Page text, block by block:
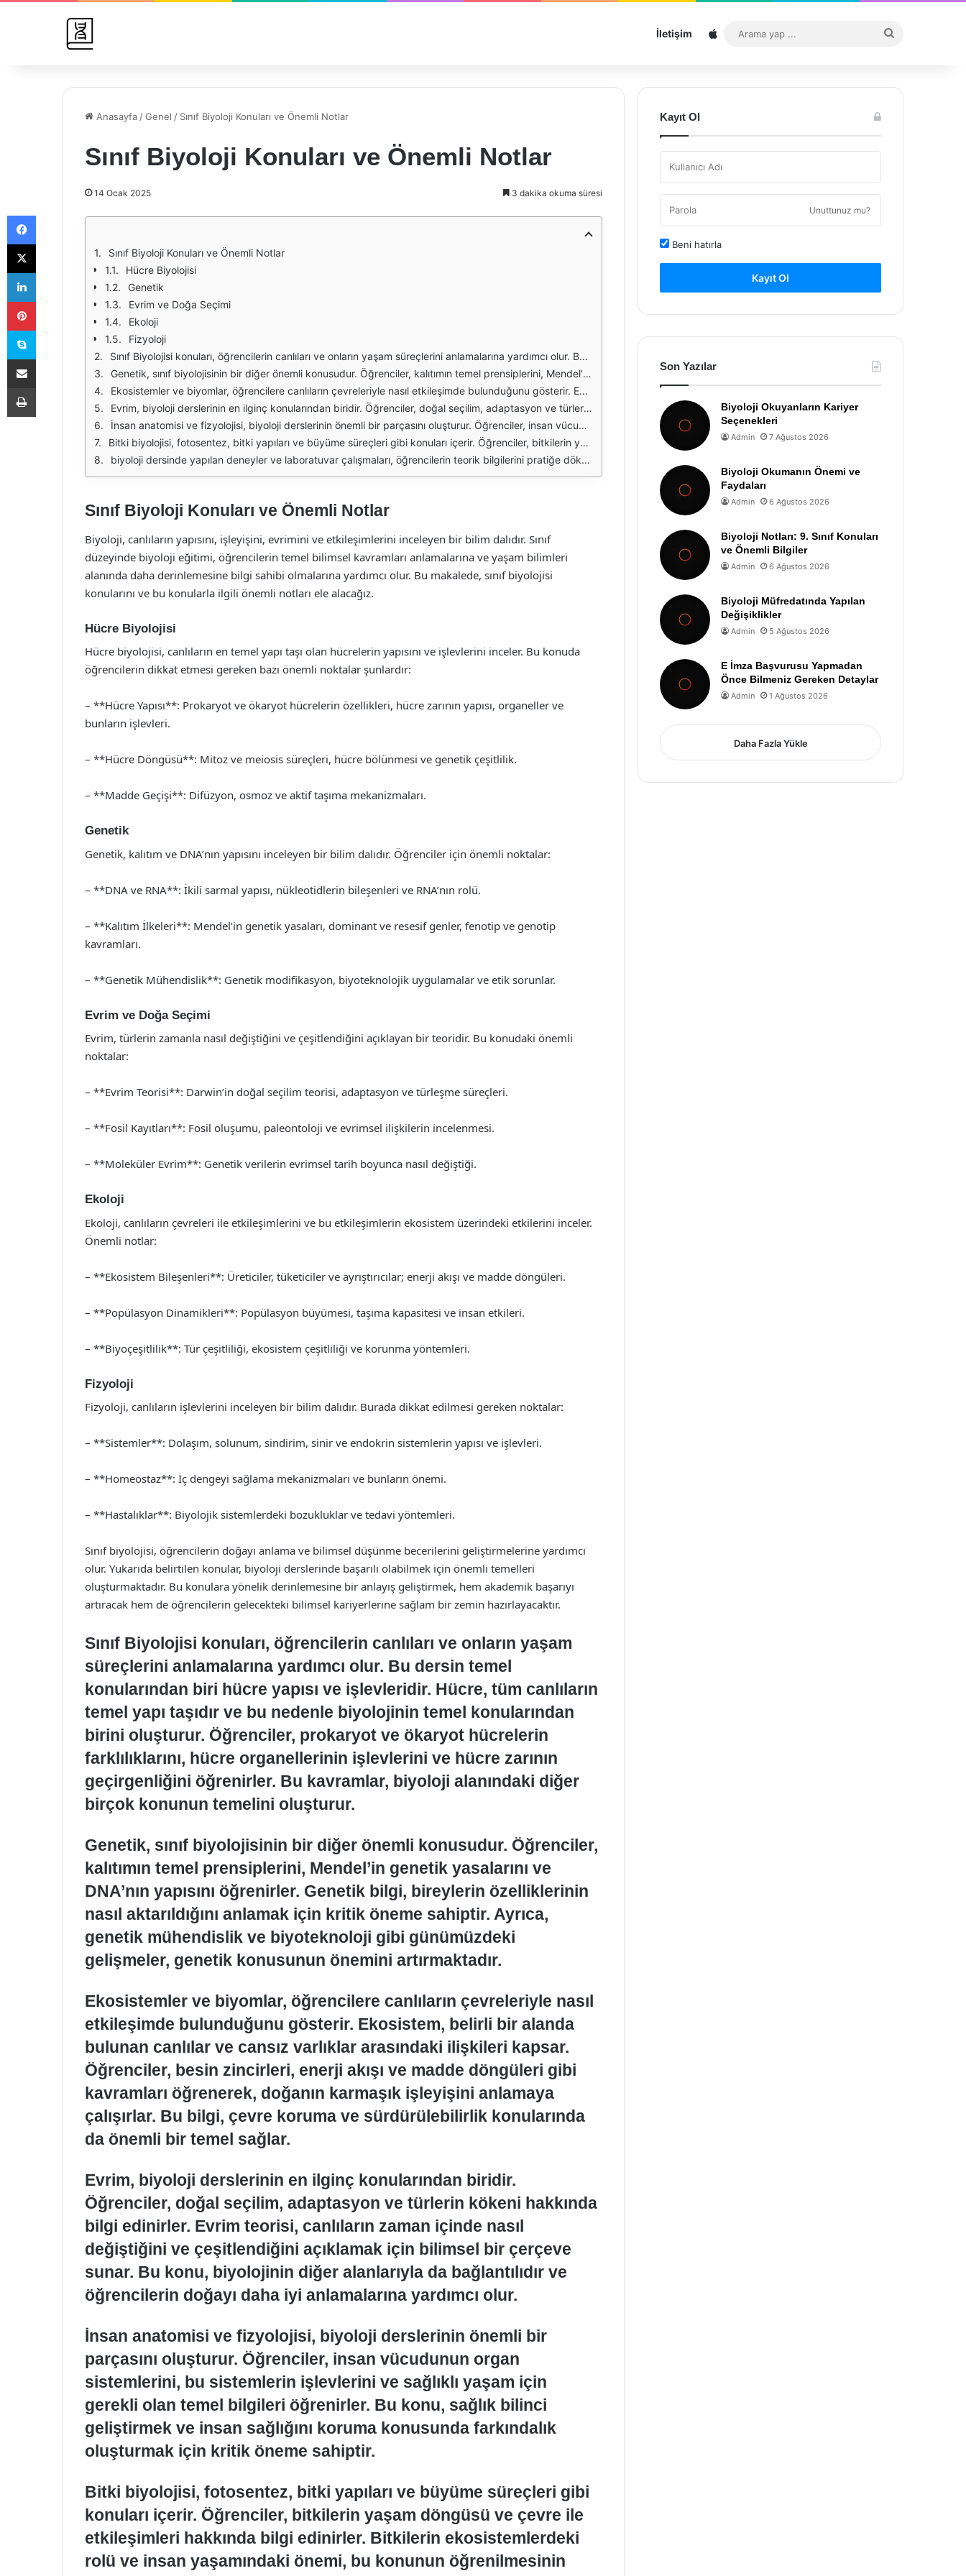
İletişim Sitemap
...
Anasayfa /Genel / Sınıf Biyoloji Konuları ve Önemli Notlar
Sınıf Biyoloji Konuları ve Önemli Notlar
14 Ocak 2025 3 dakika okuma süresi
Sınıf Biyoloji Konuları ve Önemli Notlar
Hücre Biyolojisi
Genetik
Evrim ve Doğa Seçimi
Ekoloji
Fizyoloji
Sınıf Biyolojisi konuları, öğrencilerin canlıları ve onların yaşam süreçlerini anlamalarına yardımcı olur. Bu dersin temel konularından biri hücre yapısı ve işlevleridir. Hücre, tüm canlıların temel yapı taşıdır ve bu nedenle biyolojinin temel konularından birini oluşturur. Öğrenciler, prokaryot ve ökaryot hücrelerin farklılıklarını, hücre organellerinin işlevlerini ve hücre zarının geçirgenliğini öğrenirler. Bu kavramlar, biyoloji alanındaki diğer birçok konunun temelini oluşturur.
Genetik, sınıf biyolojisinin bir diğer önemli konusudur. Öğrenciler, kalıtımın temel prensiplerini, Mendel'in genetik yasalarını ve DNA'nın yapısını öğrenirler. Genetik bilgi, bireylerin özelliklerinin nasıl aktarıldığını anlamak için kritik öneme sahiptir. Ayrıca, genetik mühendislik ve biyoteknoloji gibi günümüzdeki gelişmeler, genetik konusunun önemini artırmaktadır.
Ekosistemler ve biyomlar, öğrencilere canlıların çevreleriyle nasıl etkileşimde bulunduğunu gösterir. Ekosistem, belirli bir alanda bulunan canlılar ve cansız varlıklar arasındaki ilişkileri kapsar. Öğrenciler, besin zincirleri, enerji akışı ve madde döngüleri gibi kavramları öğrenerek, doğanın karmaşık işleyişini anlamaya çalışırlar. Bu bilgi, çevre koruma ve sürdürülebilirlik konularında da önemli bir temel sağlar.
Evrim, biyoloji derslerinin en ilginç konularından biridir. Öğrenciler, doğal seçilim, adaptasyon ve türlerin kökeni hakkında bilgi edinirler. Evrim teorisi, canlıların zaman içinde nasıl değiştiğini ve çeşitlendiğini açıklamak için bilimsel bir çerçeve sunar. Bu konu, biyolojinin diğer alanlarıyla da bağlantılıdır ve öğrencilerin doğayı daha iyi anlamalarına yardımcı olur.
İnsan anatomisi ve fizyolojisi, biyoloji derslerinin önemli bir parçasını oluşturur. Öğrenciler, insan vücudunun organ sistemlerini, bu sistemlerin işlevlerini ve sağlıklı yaşam için gerekli olan temel bilgileri öğrenirler. Bu konu, sağlık bilinci geliştirmek ve insan sağlığını koruma konusunda farkındalık oluşturmak için kritik öneme sahiptir.
Bitki biyolojisi, fotosentez, bitki yapıları ve büyüme süreçleri gibi konuları içerir. Öğrenciler, bitkilerin yaşam döngüsü ve çevre ile etkileşimleri hakkında bilgi edinirler. Bitkilerin ekosistemlerdeki rolü ve insan yaşamındaki önemi, bu konunun öğrenilmesinin neden bu kadar önemli olduğunu gösterir.
biyoloji dersinde yapılan deneyler ve laboratuvar çalışmaları, öğrencilerin teorik bilgilerini pratiğe dökmesine olanak tanır. Laboratuvar çalışmaları, gözlem yapma, veri toplama ve analiz etme becerilerini geliştirir. Bu deneyimler, öğrencilerin bilimsel düşünme ve problem çözme yeteneklerini pekiştirir, böylece biyoloji dersinin daha etkili bir şekilde öğrenilmesini sağlar.
Sınıf Biyoloji Konuları ve Önemli Notlar
Biyoloji, canlıların yapısını, işleyişini, evrimini ve etkileşimlerini inceleyen bir bilim dalıdır. Sınıf
düzeyinde biyoloji eğitimi, öğrencilerin temel bilimsel kavramları anlamalarına ve yaşam bilimleri
alanında daha derinlemesine bilgi sahibi olmalarına yardımcı olur. Bu makalede, sınıf biyolojisi
konularını ve bu konularla ilgili önemli notları ele alacağız.
Hücre Biyolojisi
Hücre biyolojisi, canlıların en temel yapı taşı olan hücrelerin yapısını ve işlevlerini inceler. Bu konuda
öğrencilerin dikkat etmesi gereken bazı önemli noktalar şunlardır:
– **Hücre Yapısı**: Prokaryot ve ökaryot hücrelerin özellikleri, hücre zarının yapısı, organeller ve
bunların işlevleri.
– **Hücre Döngüsü**: Mitoz ve meiosis süreçleri, hücre bölünmesi ve genetik çeşitlilik.
– **Madde Geçişi**: Difüzyon, osmoz ve aktif taşıma mekanizmaları.
Genetik
Genetik, kalıtım ve DNA’nın yapısını inceleyen bir bilim dalıdır. Öğrenciler için önemli noktalar:
– **DNA ve RNA**: İkili sarmal yapısı, nükleotidlerin bileşenleri ve RNA’nın rolü.
– **Kalıtım İlkeleri**: Mendel’in genetik yasaları, dominant ve resesif genler, fenotip ve genotip
kavramları.
– **Genetik Mühendislik**: Genetik modifikasyon, biyoteknolojik uygulamalar ve etik sorunlar.
Evrim ve Doğa Seçimi
Evrim, türlerin zamanla nasıl değiştiğini ve çeşitlendiğini açıklayan bir teoridir. Bu konudaki önemli
noktalar:
– **Evrim Teorisi**: Darwin’in doğal seçilim teorisi, adaptasyon ve türleşme süreçleri.
– **Fosil Kayıtları**: Fosil oluşumu, paleontoloji ve evrimsel ilişkilerin incelenmesi.
– **Moleküler Evrim**: Genetik verilerin evrimsel tarih boyunca nasıl değiştiği.
Ekoloji
Ekoloji, canlıların çevreleri ile etkileşimlerini ve bu etkileşimlerin ekosistem üzerindeki etkilerini inceler.
Önemli notlar:
– **Ekosistem Bileşenleri**: Üreticiler, tüketiciler ve ayrıştırıcılar; enerji akışı ve madde döngüleri.
– **Popülasyon Dinamikleri**: Popülasyon büyümesi, taşıma kapasitesi ve insan etkileri.
– **Biyoçeşitlilik**: Tür çeşitliliği, ekosistem çeşitliliği ve korunma yöntemleri.
Fizyoloji
Fizyoloji, canlıların işlevlerini inceleyen bir bilim dalıdır. Burada dikkat edilmesi gereken noktalar:
– **Sistemler**: Dolaşım, solunum, sindirim, sinir ve endokrin sistemlerin yapısı ve işlevleri.
– **Homeostaz**: İç dengeyi sağlama mekanizmaları ve bunların önemi.
– **Hastalıklar**: Biyolojik sistemlerdeki bozukluklar ve tedavi yöntemleri.
Sınıf biyolojisi, öğrencilerin doğayı anlama ve bilimsel düşünme becerilerini geliştirmelerine yardımcı
olur. Yukarıda belirtilen konular, biyoloji derslerinde başarılı olabilmek için önemli temelleri
oluşturmaktadır. Bu konulara yönelik derinlemesine bir anlayış geliştirmek, hem akademik başarıyı
artıracak hem de öğrencilerin gelecekteki bilimsel kariyerlerine sağlam bir zemin hazırlayacaktır.
Sınıf Biyolojisi konuları, öğrencilerin canlıları ve onların yaşam
süreçlerini anlamalarına yardımcı olur. Bu dersin temel
konularından biri hücre yapısı ve işlevleridir. Hücre, tüm canlıların
temel yapı taşıdır ve bu nedenle biyolojinin temel konularından
birini oluşturur. Öğrenciler, prokaryot ve ökaryot hücrelerin
farklılıklarını, hücre organellerinin işlevlerini ve hücre zarının
geçirgenliğini öğrenirler. Bu kavramlar, biyoloji alanındaki diğer
birçok konunun temelini oluşturur.
Genetik, sınıf biyolojisinin bir diğer önemli konusudur. Öğrenciler,
kalıtımın temel prensiplerini, Mendel’in genetik yasalarını ve
DNA’nın yapısını öğrenirler. Genetik bilgi, bireylerin özelliklerinin
nasıl aktarıldığını anlamak için kritik öneme sahiptir. Ayrıca,
genetik mühendislik ve biyoteknoloji gibi günümüzdeki
gelişmeler, genetik konusunun önemini artırmaktadır.
Ekosistemler ve biyomlar, öğrencilere canlıların çevreleriyle nasıl
etkileşimde bulunduğunu gösterir. Ekosistem, belirli bir alanda
bulunan canlılar ve cansız varlıklar arasındaki ilişkileri kapsar.
Öğrenciler, besin zincirleri, enerji akışı ve madde döngüleri gibi
kavramları öğrenerek, doğanın karmaşık işleyişini anlamaya
çalışırlar. Bu bilgi, çevre koruma ve sürdürülebilirlik konularında
da önemli bir temel sağlar.
Evrim, biyoloji derslerinin en ilginç konularından biridir.
Öğrenciler, doğal seçilim, adaptasyon ve türlerin kökeni hakkında
bilgi edinirler. Evrim teorisi, canlıların zaman içinde nasıl
değiştiğini ve çeşitlendiğini açıklamak için bilimsel bir çerçeve
sunar. Bu konu, biyolojinin diğer alanlarıyla da bağlantılıdır ve
öğrencilerin doğayı daha iyi anlamalarına yardımcı olur.
İnsan anatomisi ve fizyolojisi, biyoloji derslerinin önemli bir
parçasını oluşturur. Öğrenciler, insan vücudunun organ
sistemlerini, bu sistemlerin işlevlerini ve sağlıklı yaşam için
gerekli olan temel bilgileri öğrenirler. Bu konu, sağlık bilinci
geliştirmek ve insan sağlığını koruma konusunda farkındalık
oluşturmak için kritik öneme sahiptir.
Bitki biyolojisi, fotosentez, bitki yapıları ve büyüme süreçleri gibi
konuları içerir. Öğrenciler, bitkilerin yaşam döngüsü ve çevre ile
etkileşimleri hakkında bilgi edinirler. Bitkilerin ekosistemlerdeki
rolü ve insan yaşamındaki önemi, bu konunun öğrenilmesinin
Kayıt Ol
Unuttunuz mu?
Beni hatırla
Kayıt Ol
Son Yazılar
Biyoloji Okuyanların Kariyer
Seçenekleri
Admin 7 Ağustos 2026
Biyoloji Okumanın Önemi ve
Faydaları
Admin 6 Ağustos 2026
Biyoloji Notları: 9. Sınıf Konuları
ve Önemli Bilgiler
Admin 6 Ağustos 2026
Biyoloji Müfredatında Yapılan
Değişiklikler
Admin 5 Ağustos 2026
E İmza Başvurusu Yapmadan
Önce Bilmeniz Gereken Detaylar
Admin 1 Ağustos 2026
Daha Fazla Yükle
Facebook
X
LinkedIn
Pinterest
Skype
E-Posta ile paylaş